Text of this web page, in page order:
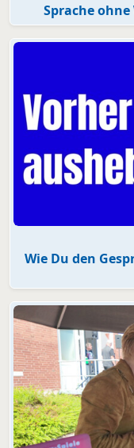
Sprache ohne
Wie Du den